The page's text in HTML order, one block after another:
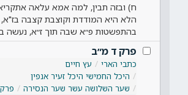
ח) ובזה תבין, למה אמא עלאה
הלא היא המודדת וקוצבת קצבה בז"א,
בהתפשטות פ״א שבה תוך ז״א, נעשה
פרק ד מ״ב
כתבי הארי
עץ חיים
היכל החמישי היכל זעיר אנפין
שער השלושה עשר שער הנסירה